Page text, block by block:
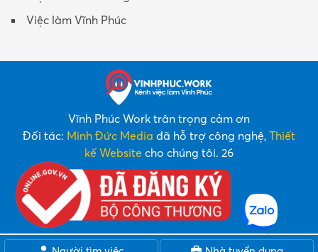
Việc làm Vĩnh Phúc
Vĩnh Phúc Work trân trọng cảm ơn
Đối tác: Minh Đức Media đã hỗ trợ công nghệ, Thiết
kế Website cho chúng tôi. 26